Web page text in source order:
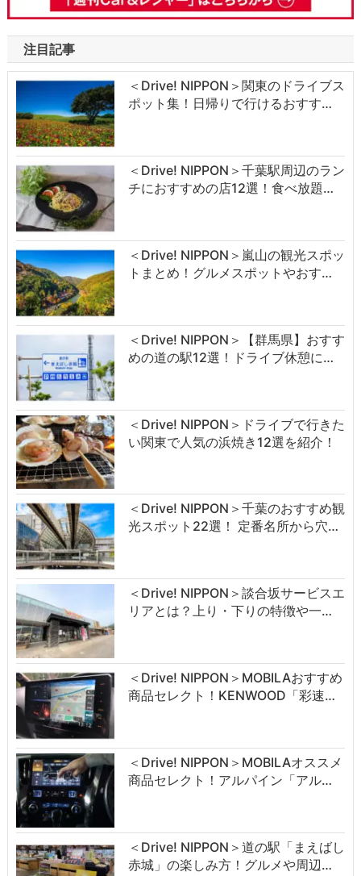
注目記事
＜Drive! NIPPON＞関東のドライブス
ポット集！日帰りで行けるおすす…
＜Drive! NIPPON＞千葉駅周辺のラン
チにおすすめの店12選！食べ放題…
＜Drive! NIPPON＞嵐山の観光スポッ
トまとめ！グルメスポットやおす…
＜Drive! NIPPON＞【群馬県】おすす
めの道の駅12選！ドライブ休憩に…
＜Drive! NIPPON＞ドライブで行きた
い関東で人気の浜焼き12選を紹介！
＜Drive! NIPPON＞千葉のおすすめ観
光スポット22選！ 定番名所から穴…
＜Drive! NIPPON＞談合坂サービスエ
リアとは？上り・下りの特徴や一…
＜Drive! NIPPON＞MOBILAおすすめ
商品セレクト！KENWOOD「彩速…
＜Drive! NIPPON＞MOBILAオススメ
商品セレクト！アルパイン「アル…
＜Drive! NIPPON＞道の駅「まえばし
赤城」の楽しみ方！グルメや周辺…